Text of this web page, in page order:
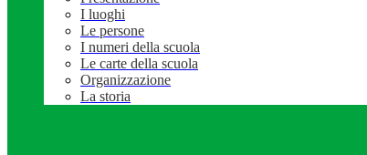
I luoghi
Le persone
I numeri della scuola
Le carte della scuola
Organizzazione
La storia